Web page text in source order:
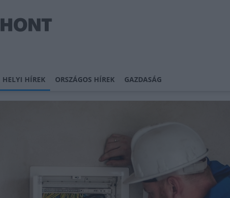
HELYI HÍREK ORSZÁGOS HÍREK GAZDASÁG